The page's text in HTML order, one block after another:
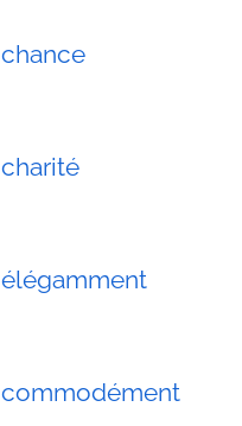
chance
charité
élégamment
commodément